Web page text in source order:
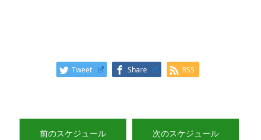
Tweet Share RSS
前のスケジュール 次のスケジュール